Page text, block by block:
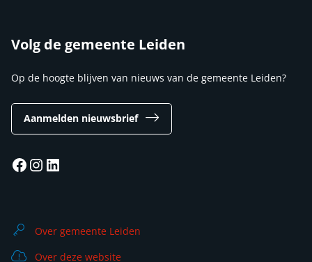
Volg de gemeente Leiden
Op de hoogte blijven van nieuws van de gemeente Leiden?
Aanmelden nieuwsbrief
Facebook
Instagram
LinkedIn
Over gemeente Leiden
Over deze website